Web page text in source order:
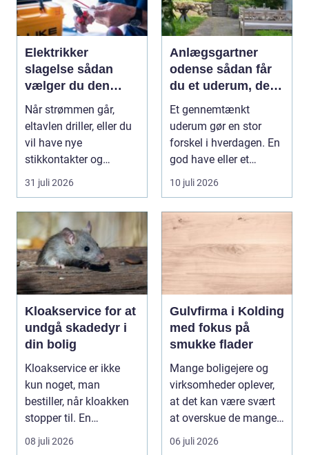
Elektrikker
slagelse sådan
vælger du den
rigtige elektriker til
opgaven
Når strømmen går,
eltavlen driller, eller du
vil have nye
stikkontakter og
belysning, er en dygtig
e...
31 juli 2026
Anlægsgartner
odense sådan får
du et uderum, der
holder i mange år
Et gennemtænkt
uderum gør en stor
forskel i hverdagen. En
god have eller et
velplejet fællesareal
gi...
10 juli 2026
Kloakservice for at
undgå skadedyr i
din bolig
Kloakservice er ikke
kun noget, man
bestiller, når kloakken
stopper til. En
systematisk gennem...
08 juli 2026
Gulvfirma i Kolding
med fokus på
smukke flader
Mange boligejere og
virksomheder oplever,
at det kan være svært
at overskue de mange
gul...
06 juli 2026